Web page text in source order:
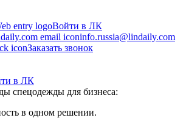
Войти в ЛК
info.russia@lindaily.com
Заказать звонок
в ЛК
спецодежды для бизнеса:
в одном решении.